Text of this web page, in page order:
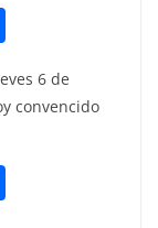
m
p
6 de
convencido